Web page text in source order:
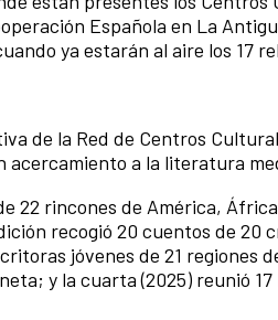
Española en La
ya estarán al aire los 17
de la Red de Centros
acercamiento a la literatura
22 rincones de América,
recogió 20 cuentos de 20
jóvenes de 21 regiones
y la cuarta (2025) reunió